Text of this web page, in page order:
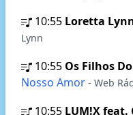
10:55 Loretta
Lynn
10:55 Os Filhos
Nosso Amor - Web
10:55 LUM!X feat.